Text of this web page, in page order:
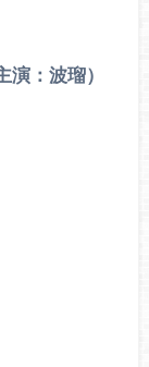
：波瑠）